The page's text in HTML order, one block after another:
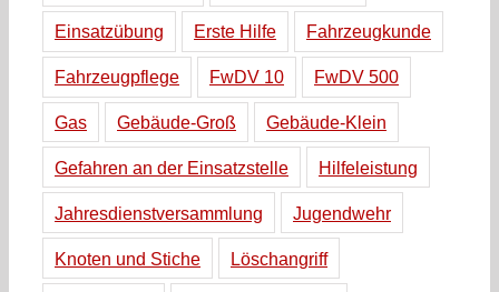
Einsatzübung Erste Hilfe Fahrzeugkunde
Fahrzeugpflege FwDV 10 FwDV 500
Gas Gebäude-Groß Gebäude-Klein
Gefahren an der Einsatzstelle Hilfeleistung
Jahresdienstversammlung Jugendwehr
Knoten und Stiche Löschangriff